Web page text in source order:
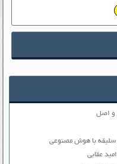
و اصل
سلیقه با هوش مصنوعی
عقابی